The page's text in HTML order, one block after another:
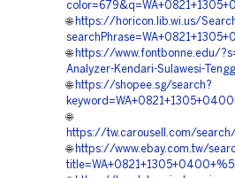
🌐 https://horicon.lib.wi.us/
🌐 https://www.fontbonne.edu/
Analyzer-Kendari-Sulawesi-
🌐 https://shopee.sg/search?
🌐
https://tw.carousell.com/
🌐 https://www.ebay.com.tw/